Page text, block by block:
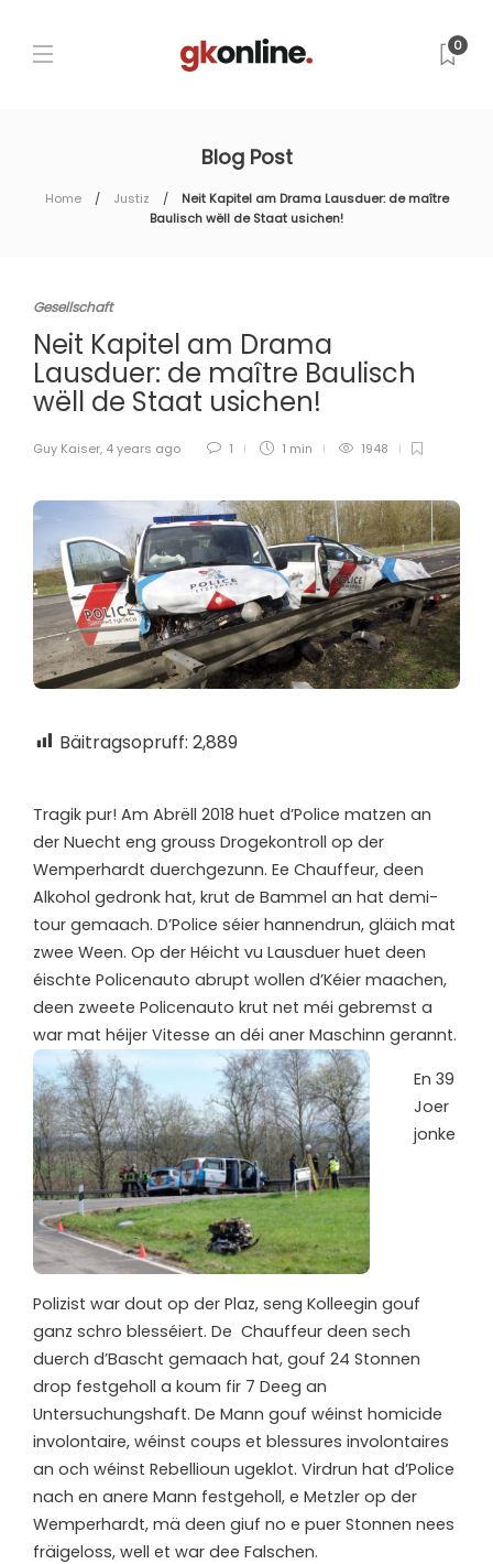
0
Blog Post
Home Justiz
Neit Kapitel am Drama Lausduer: de maître
Baulisch wëll de Staat usichen!
Gesellschaft
Neit Kapitel am Drama
Lausduer: de maître Baulisch
wëll de Staat usichen!
Guy Kaiser, 4 years ago 1 1 min 1948
Bäitragsopruff: 2,889
Tragik pur! Am Abrëll 2018 huet d’Police matzen an
der Nuecht eng grouss Drogekontroll op der
Wemperhardt duerchgezunn. Ee Chauffeur, deen
Alkohol gedronk hat, krut de Bammel an hat demi-
tour gemaach. D’Police séier hannendrun, gläich mat
zwee Ween. Op der Héicht vu Lausduer huet deen
éischte Policenauto abrupt wollen d’Kéier maachen,
deen zweete Policenauto krut net méi gebremst a
war mat héijer Vitesse an déi aner Maschinn gerannt.
En 39
Joer
jonke
Polizist war dout op der Plaz, seng Kolleegin gouf
ganz schro blesséiert. De Chauffeur deen sech
duerch d’Bascht gemaach hat, gouf 24 Stonnen
drop festgeholl a koum fir 7 Deeg an
Untersuchungshaft. De Mann gouf wéinst homicide
involontaire, wéinst coups et blessures involontaires
an och wéinst Rebellioun ugeklot. Virdrun hat d’Police
nach en anere Mann festgeholl, e Metzler op der
Wemperhardt, mä deen giuf no e puer Stonnen nees
fräigeloss, well et war dee Falschen.